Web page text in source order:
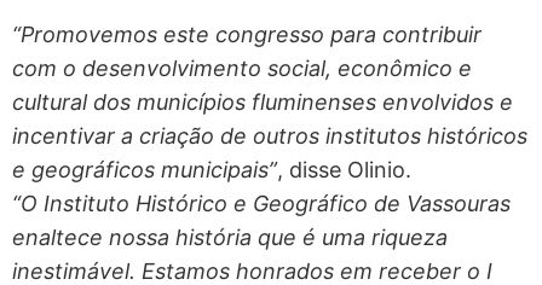
“Promovemos este congresso para contribuir
com o desenvolvimento social, econômico e
cultural dos municípios fluminenses envolvidos e
incentivar a criação de outros institutos históricos
e geográficos municipais”, disse Olinio.
“O Instituto Histórico e Geográfico de Vassouras
enaltece nossa história que é uma riqueza
inestimável. Estamos honrados em receber o I